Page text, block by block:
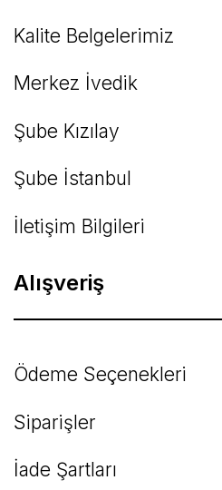
Kalite Belgelerimiz
Merkez İvedik
Şube Kızılay
Şube İstanbul
İletişim Bilgileri
Alışveriş
Ödeme Seçenekleri
Siparişler
İade Şartları